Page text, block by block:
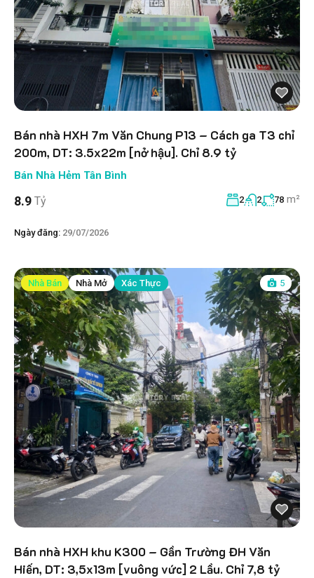
Bán nhà HXH 7m Văn Chung P13 – Cách ga T3 chỉ
200m, DT: 3.5x22m [nở hậu]. Chỉ 8.9 tỷ
Bán Nhà Hẻm Tân Bình
8.9 Tỷ 2 2 78 m²
Ngày đăng: 29/07/2026
Nhà Bán Nhà Mở Xác Thực 5
Bán nhà HXH khu K300 – Gần Trường ĐH Văn
Hiến, DT: 3,5x13m [vuông vức] 2 Lầu. Chỉ 7,8 tỷ